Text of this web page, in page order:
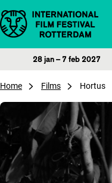
Direct naar inhoud
28 jan – 7 feb 2027
Home Films Hortus